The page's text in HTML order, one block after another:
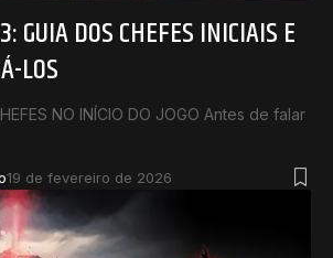
GUIA DOS CHEFES INICIAIS E
LOS
NO INÍCIO DO JOGO Antes de falar
19 de fevereiro de 2026